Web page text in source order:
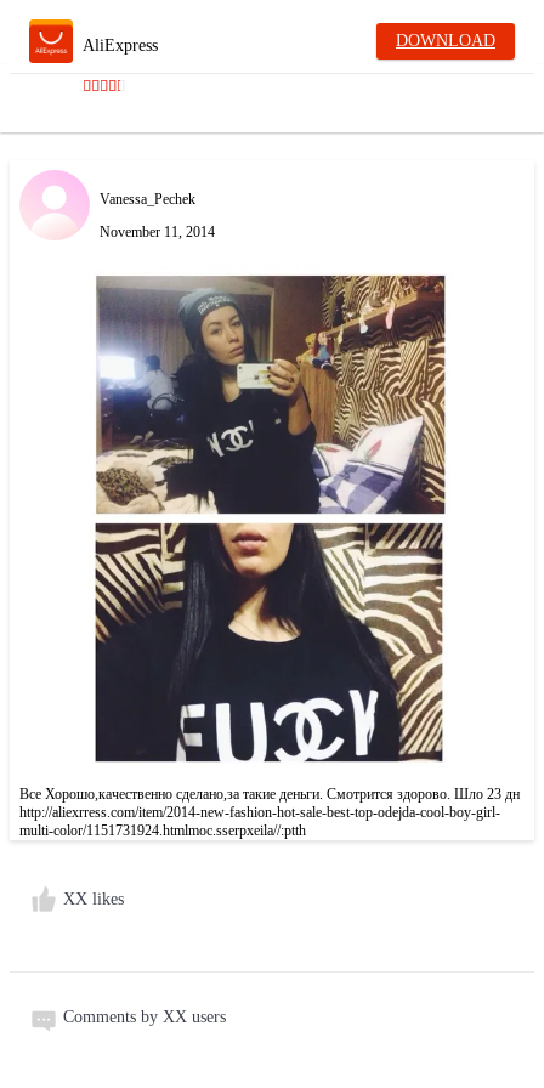
AliExpress DOWNLOAD
Vanessa_Pechek
November 11, 2014
Все Хорошо,качественно сделано,за такие деньги. Смотрится здорово. Шло 23 дн
http://aliexrress.com/item/2014-new-fashion-hot-sale-best-top-odejda-cool-boy-girl-
multi-color/1151731924.html‮http://aliexpress.com
XX likes
Comments by XX users